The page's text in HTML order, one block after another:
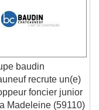
baudin
recrute un(e)
foncier junior